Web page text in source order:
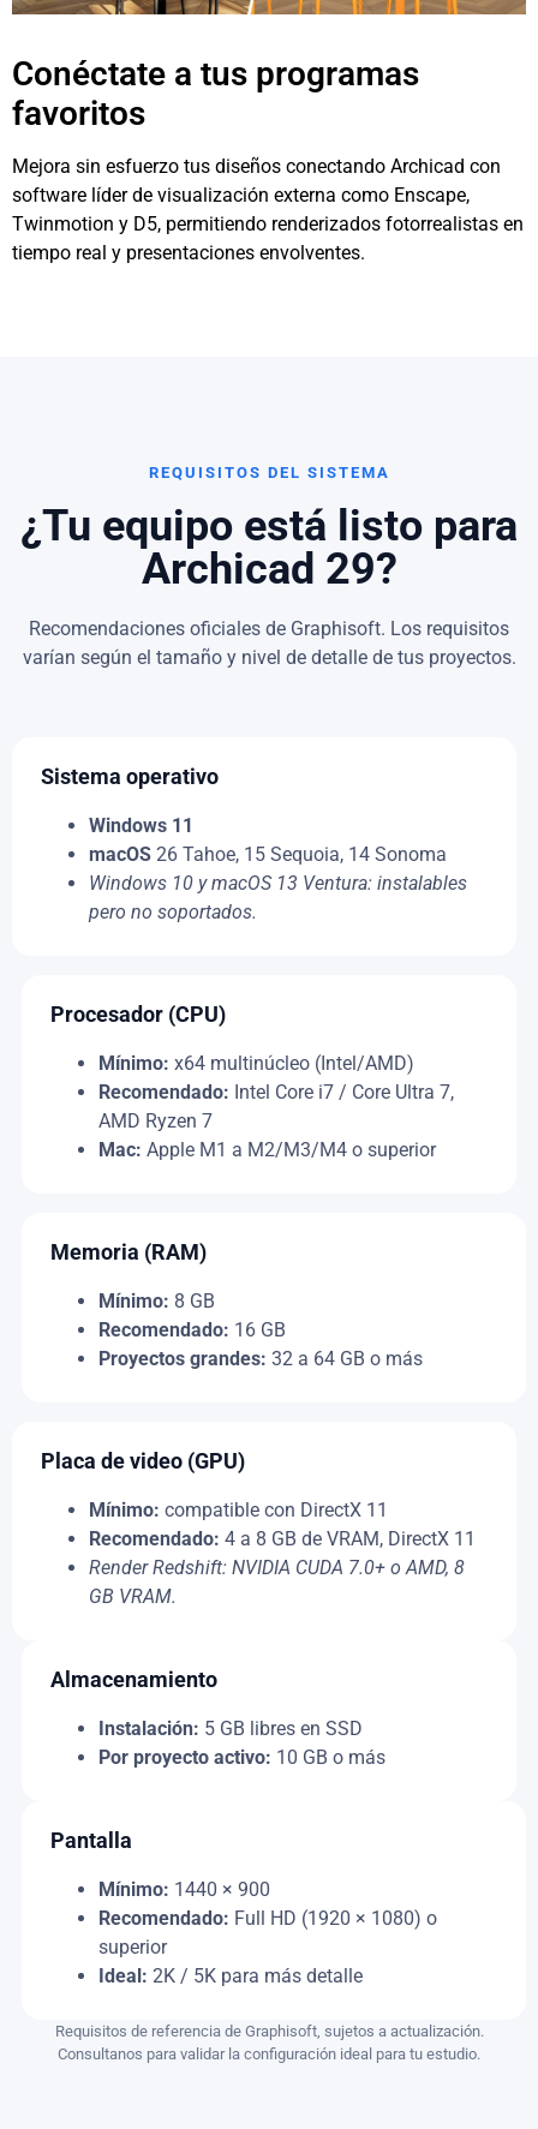
Conéctate a tus programas
favoritos
Mejora sin esfuerzo tus diseños conectando Archicad con
software líder de visualización externa como Enscape,
Twinmotion y D5, permitiendo renderizados fotorrealistas en
tiempo real y presentaciones envolventes.
REQUISITOS DEL SISTEMA
¿Tu equipo está listo para
Archicad 29?
Recomendaciones oficiales de Graphisoft. Los requisitos
varían según el tamaño y nivel de detalle de tus proyectos.
Sistema operativo
Windows 11
macOS 26 Tahoe, 15 Sequoia, 14 Sonoma
Windows 10 y macOS 13 Ventura: instalables
pero no soportados.
Procesador (CPU)
Mínimo: x64 multinúcleo (Intel/AMD)
Recomendado: Intel Core i7 / Core Ultra 7,
AMD Ryzen 7
Mac: Apple M1 a M2/M3/M4 o superior
Memoria (RAM)
Mínimo: 8 GB
Recomendado: 16 GB
Proyectos grandes: 32 a 64 GB o más
Placa de video (GPU)
Mínimo: compatible con DirectX 11
Recomendado: 4 a 8 GB de VRAM, DirectX 11
Render Redshift: NVIDIA CUDA 7.0+ o AMD, 8
GB VRAM.
Almacenamiento
Instalación: 5 GB libres en SSD
Por proyecto activo: 10 GB o más
Pantalla
Mínimo: 1440 × 900
Recomendado: Full HD (1920 × 1080) o
superior
Ideal: 2K / 5K para más detalle
Requisitos de referencia de Graphisoft, sujetos a actualización.
Consultanos para validar la configuración ideal para tu estudio.